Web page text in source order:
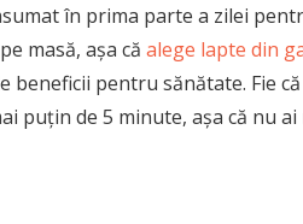
în prima parte a zilei
masă, așa că alege lapte din
pentru sănătate. Fie
puțin de 5 minute, așa că nu ai